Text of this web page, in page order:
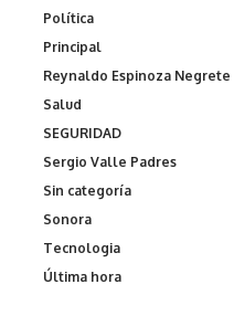
Política
Principal
Reynaldo Espinoza Negrete
Salud
SEGURIDAD
Sergio Valle Padres
Sin categoría
Sonora
Tecnologia
Última hora